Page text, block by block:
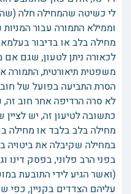
לי כשיטה שהמחילה חלה
וממילא התמורה עבור המניות
מחילה בלב או בדיבור
לכאורה ניתן לטעון, שגם
משפטית תיאורטית,
הסרת התביעה בפועל של
לא סרה הרדיפה אחר חוב
כתשובה לטיעון זה, יש
מחילה בלב בלבד או מחילה
במחילה שקיבלה את ביטויה
בפני הרב פלוני, בפסק דינו
(ואשר הגיע לידי התובעת
עליהם הצדדים בקניין, כפי